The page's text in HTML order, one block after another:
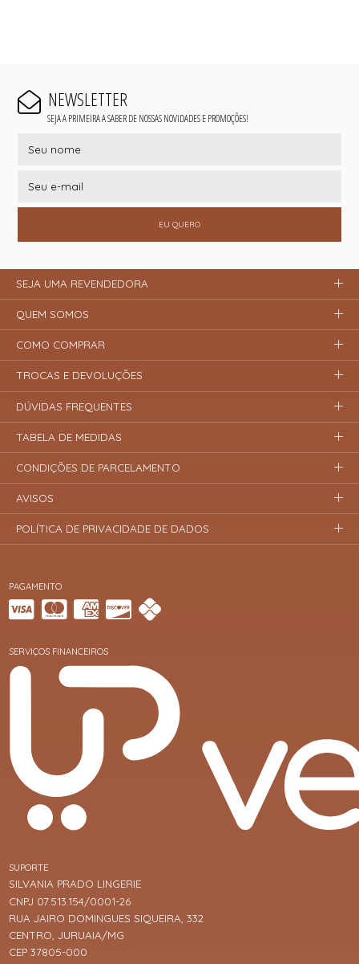
NEWSLETTER
SEJA A PRIMEIRA A SABER DE NOSSAS NOVIDADES E PROMOÇÕES!
EU QUERO
PAGAMENTO
SERVIÇOS FINANCEIROS
SUPORTE
SILVANIA PRADO LINGERIE
CNPJ 07.513.154/0001-26
RUA JAIRO DOMINGUES SIQUEIRA, 332
CENTRO, JURUAIA/MG
CEP 37805-000
SEJA UMA REVENDEDORA
QUEM SOMOS
COMO COMPRAR
TROCAS E DEVOLUÇÕES
DÚVIDAS FREQUENTES
TABELA DE MEDIDAS
CONDIÇÕES DE PARCELAMENTO
AVISOS
POLÍTICA DE PRIVACIDADE DE DADOS